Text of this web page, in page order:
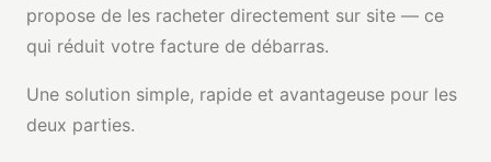
propose de les racheter directement sur site — ce
qui réduit votre facture de débarras.
Une solution simple, rapide et avantageuse pour les
deux parties.